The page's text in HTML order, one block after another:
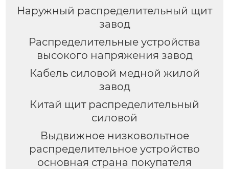
Наружный распределительный щит
завод
Распределительные устройства
высокого напряжения завод
Кабель силовой медной жилой
завод
Китай щит распределительный
силовой
Выдвижное низковольтное
распределительное устройство
основная страна покупателя